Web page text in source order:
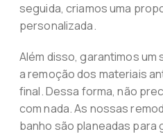
seguida, criamos uma
personalizada.
Além disso, garantimos
a remoção dos materiais
final. Dessa forma, não
com nada. As nossas
banho são planeadas para